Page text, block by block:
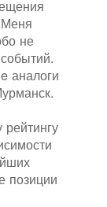
не
аналоги
позиции